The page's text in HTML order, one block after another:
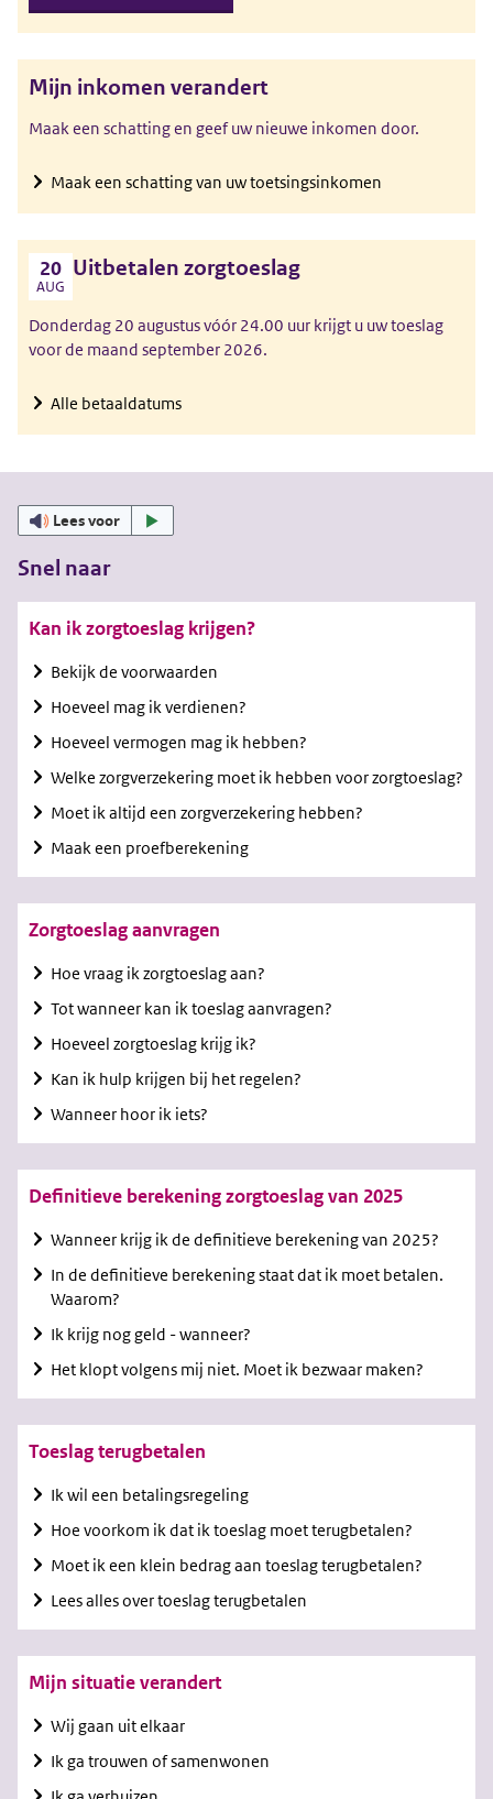
Mijn inkomen verandert
Maak een schatting en geef uw nieuwe inkomen door.
Maak een schatting van uw toetsingsinkomen
Uitbetalen zorgtoeslag
20
AUG
Donderdag 20 augustus vóór 24.00 uur krijgt u uw toeslag
voor de maand september 2026.
Alle betaaldatums
Lees voor
Snel naar
Kan ik zorgtoeslag krijgen?
Bekijk de voorwaarden
Hoeveel mag ik verdienen?
Hoeveel vermogen mag ik hebben?
Welke zorgverzekering moet ik hebben voor zorgtoeslag?
Moet ik altijd een zorgverzekering hebben?
Maak een proefberekening
Zorgtoeslag aanvragen
Hoe vraag ik zorgtoeslag aan?
Tot wanneer kan ik toeslag aanvragen?
Hoeveel zorgtoeslag krijg ik?
Kan ik hulp krijgen bij het regelen?
Wanneer hoor ik iets?
Definitieve berekening zorgtoeslag van 2025
Wanneer krijg ik de definitieve berekening van 2025?
In de definitieve berekening staat dat ik moet betalen.
Waarom?
Ik krijg nog geld - wanneer?
Het klopt volgens mij niet. Moet ik bezwaar maken?
Toeslag terugbetalen
Ik wil een betalingsregeling
Hoe voorkom ik dat ik toeslag moet terugbetalen?
Moet ik een klein bedrag aan toeslag terugbetalen?
Lees alles over toeslag terugbetalen
Mijn situatie verandert
Wij gaan uit elkaar
Ik ga trouwen of samenwonen